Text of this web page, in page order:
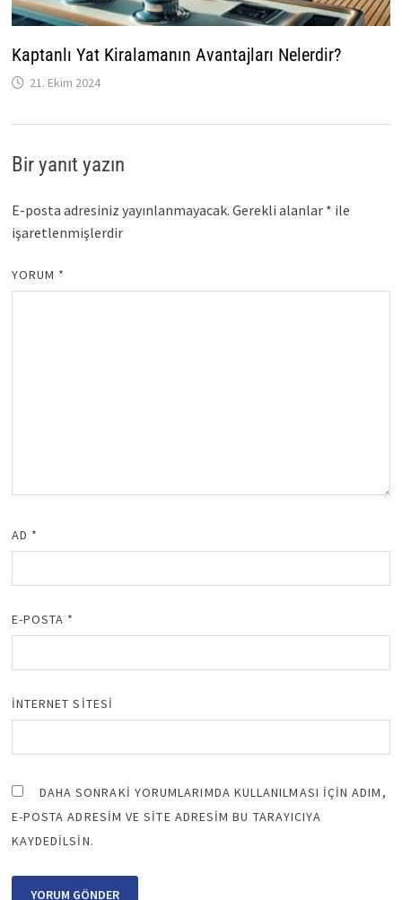
Kaptanlı Yat Kiralamanın Avantajları Nelerdir?
21. Ekim 2024
Bir yanıt yazın
E-posta adresiniz yayınlanmayacak. Gerekli alanlar * ile
işaretlenmişlerdir
YORUM *
AD *
E-POSTA *
İNTERNET SITESI
DAHA SONRAKI YORUMLARIMDA KULLANILMASI IÇIN ADIM,
E-POSTA ADRESIM VE SITE ADRESIM BU TARAYICIYA
KAYDEDILSIN.